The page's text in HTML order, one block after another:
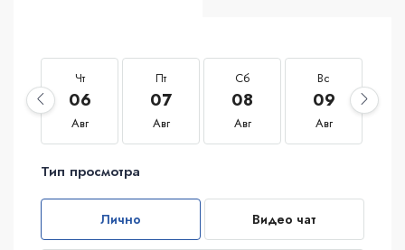
Чт
06
Авг
Пт
07
Авг
Сб
08
Авг
Вс
09
Авг
Тип просмотра
Лично Видео чат